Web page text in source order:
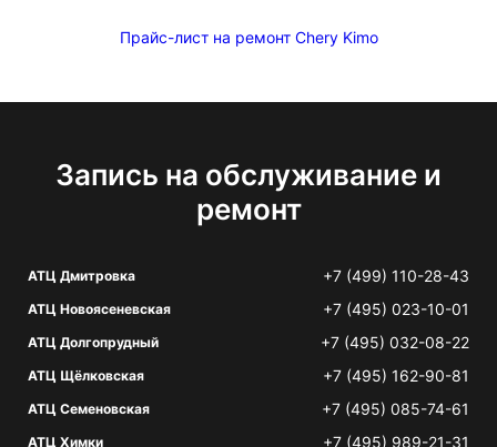
Прайс-лист на ремонт Chery Kimo
Запись на обслуживание и
ремонт
АТЦ Дмитровка +7 (499) 110-28-43
АТЦ Новоясеневская +7 (495) 023-10-01
АТЦ Долгопрудный +7 (495) 032-08-22
АТЦ Щёлковская +7 (495) 162-90-81
АТЦ Семеновская +7 (495) 085-74-61
АТЦ Химки +7 (495) 989-21-31